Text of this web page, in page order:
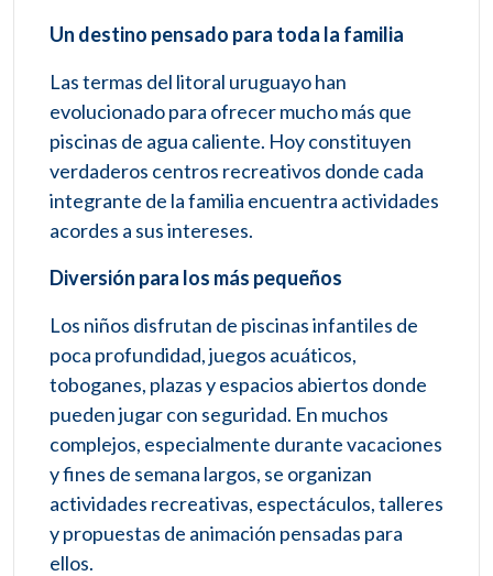
Un destino pensado para toda la familia
Las termas del litoral uruguayo han
evolucionado para ofrecer mucho más que
piscinas de agua caliente. Hoy constituyen
verdaderos centros recreativos donde cada
integrante de la familia encuentra actividades
acordes a sus intereses.
Diversión para los más pequeños
Los niños disfrutan de piscinas infantiles de
poca profundidad, juegos acuáticos,
toboganes, plazas y espacios abiertos donde
pueden jugar con seguridad. En muchos
complejos, especialmente durante vacaciones
y fines de semana largos, se organizan
actividades recreativas, espectáculos, talleres
y propuestas de animación pensadas para
ellos.